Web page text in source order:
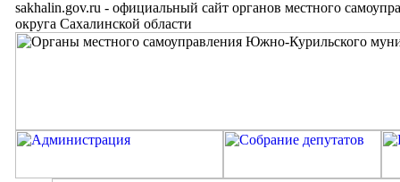
sakhalin.gov.ru - официальный сайт органов местного
округа Сахалинской области